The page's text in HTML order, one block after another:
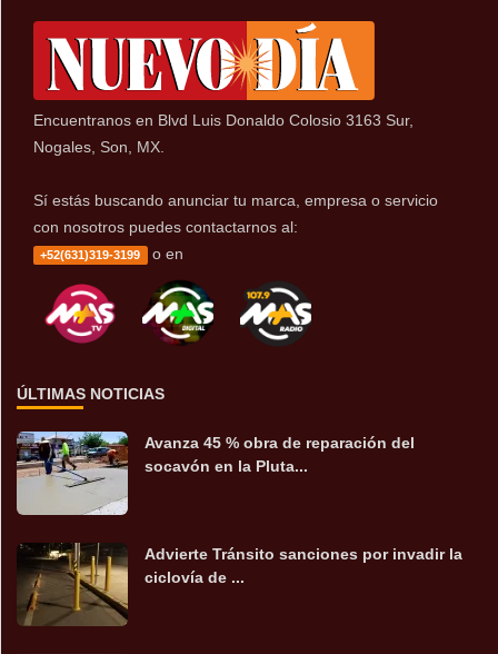
Encuentranos en Blvd Luis Donaldo Colosio 3163 Sur,
Nogales, Son, MX.
Sí estás buscando anunciar tu marca, empresa o servicio
con nosotros puedes contactarnos al:
+52(631)319-3199 o en
ÚLTIMAS NOTICIAS
Avanza 45 % obra de reparación del
socavón en la Pluta...
Advierte Tránsito sanciones por invadir la
ciclovía de ...